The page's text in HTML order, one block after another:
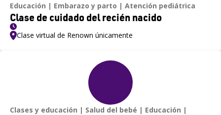
Educación
Embarazo y parto Atención pediátrica
Clase de cuidado del recién nacido
Clase virtual de Renown únicamente
Clases y educación Salud del bebé
Educación